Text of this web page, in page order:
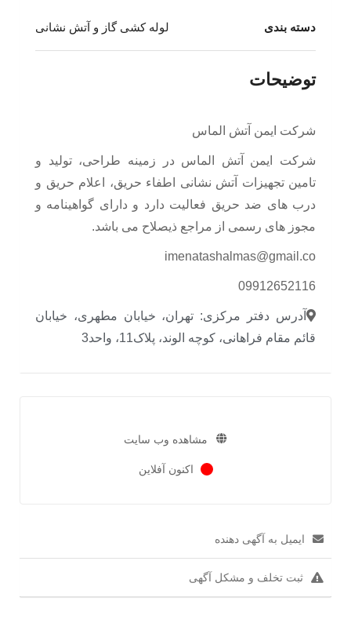
دسته بندی لوله کشی گاز و آتش نشانی
توضیحات
شرکت ایمن آتش الماس
شرکت ایمن آتش الماس در زمینه طراحی، تولید و
تامین تجهیزات آتش نشانی اطفاء حریق، اعلام حریق و
درب های ضد حریق فعالیت دارد و دارای گواهینامه و
مجوز های رسمی از مراجع ذیصلاح می باشد.
imenatashalmas@gmail.co
09912652116
آدرس دفتر مرکزی: تهران، خیابان مطهری، خیابان
قائم مقام فراهانی، کوچه الوند، پلاک11، واحد3
مشاهده وب سایت
اکنون آفلاین
ایمیل به آگهی دهنده
ثبت تخلف و مشکل آگهی